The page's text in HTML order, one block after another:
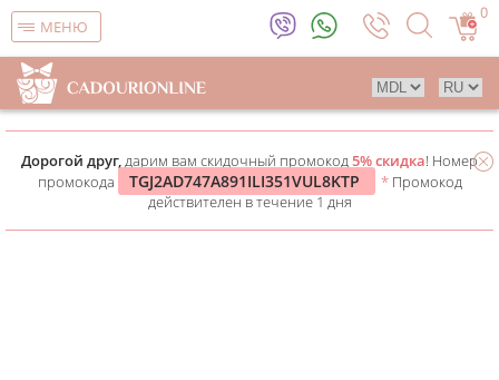
МЕНЮ
0
Дорогой друг,дарим вам скидочный промокод5% скидка! Номер
промокода
TGJ2AD747A891ILI351VUL8KTP * Промокод
действителен в течение 1 дня